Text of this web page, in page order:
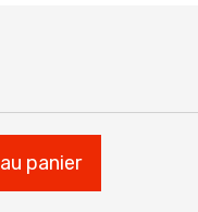
panier